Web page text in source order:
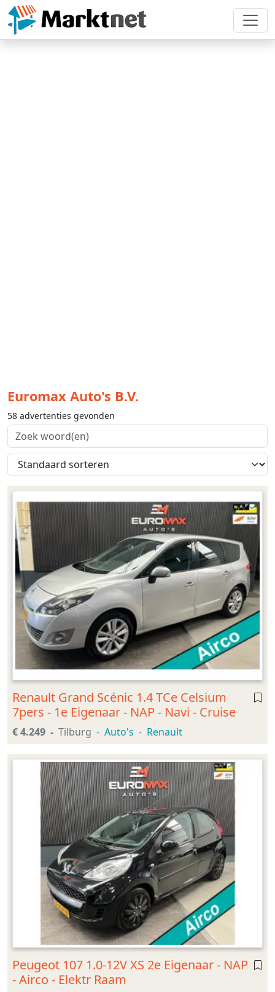
Euromax Auto's B.V.
58 advertenties gevonden
Renault Grand Scénic 1.4 TCe Celsium
7pers - 1e Eigenaar - NAP - Navi - Cruise
€ 4.249 Tilburg Auto's Renault
Peugeot 107 1.0-12V XS 2e Eigenaar - NAP
- Airco - Elektr Raam